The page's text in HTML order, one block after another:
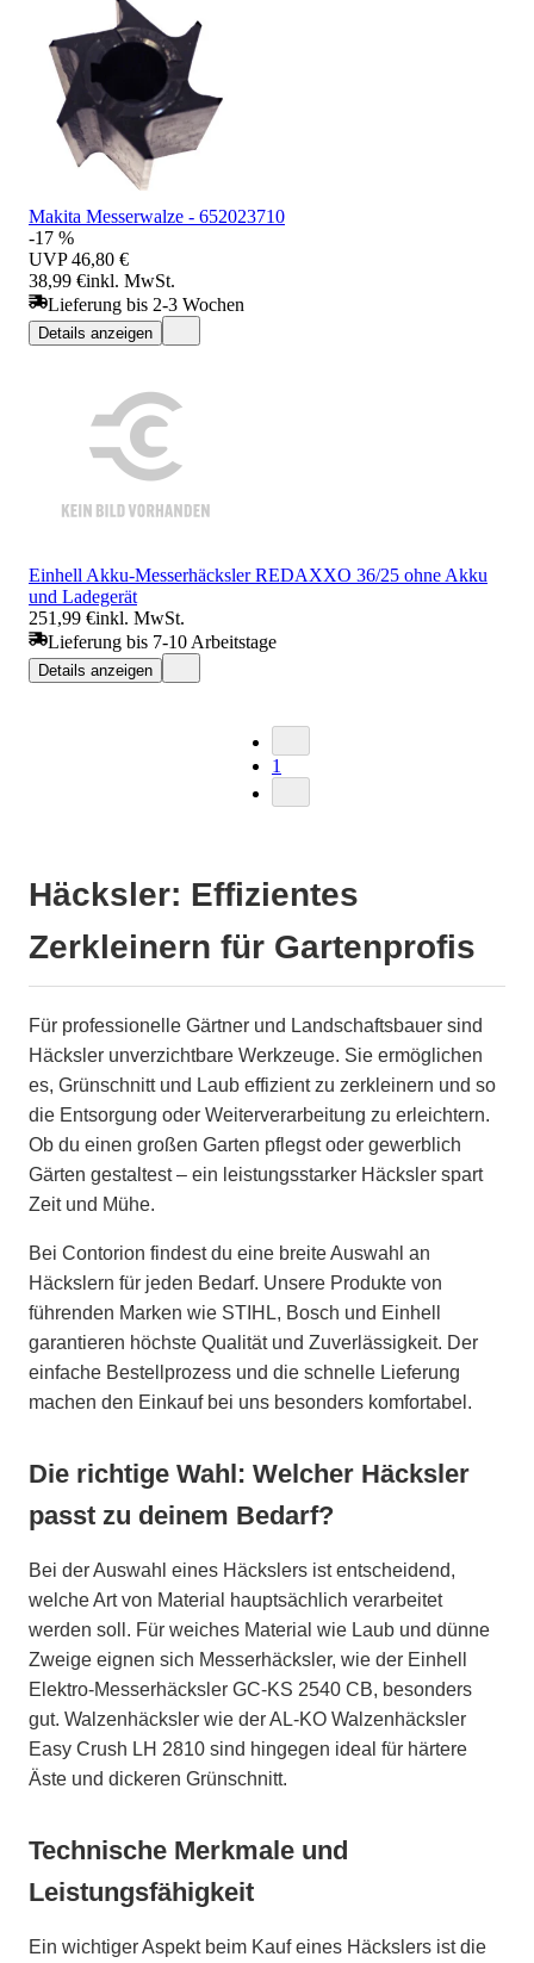
Makita Messerwalze - 652023710
-17 %
UVP 46,80 €
38,99 €inkl. MwSt.
Lieferung bis 2-3 Wochen
Details anzeigen
Einhell Akku-Messerhäcksler REDAXXO 36/25 ohne Akku
und Ladegerät
251,99 €inkl. MwSt.
Lieferung bis 7-10 Arbeitstage
Details anzeigen
1
Häcksler: Effizientes
Zerkleinern für Gartenprofis
Für professionelle Gärtner und Landschaftsbauer sind
Häcksler unverzichtbare Werkzeuge. Sie ermöglichen
es, Grünschnitt und Laub effizient zu zerkleinern und so
die Entsorgung oder Weiterverarbeitung zu erleichtern.
Ob du einen großen Garten pflegst oder gewerblich
Gärten gestaltest – ein leistungsstarker Häcksler spart
Zeit und Mühe.
Bei Contorion findest du eine breite Auswahl an
Häckslern für jeden Bedarf. Unsere Produkte von
führenden Marken wie STIHL, Bosch und Einhell
garantieren höchste Qualität und Zuverlässigkeit. Der
einfache Bestellprozess und die schnelle Lieferung
machen den Einkauf bei uns besonders komfortabel.
Die richtige Wahl: Welcher Häcksler
passt zu deinem Bedarf?
Bei der Auswahl eines Häckslers ist entscheidend,
welche Art von Material hauptsächlich verarbeitet
werden soll. Für weiches Material wie Laub und dünne
Zweige eignen sich Messerhäcksler, wie der Einhell
Elektro-Messerhäcksler GC-KS 2540 CB, besonders
gut. Walzenhäcksler wie der AL-KO Walzenhäcksler
Easy Crush LH 2810 sind hingegen ideal für härtere
Äste und dickeren Grünschnitt.
Technische Merkmale und
Leistungsfähigkeit
Ein wichtiger Aspekt beim Kauf eines Häckslers ist die